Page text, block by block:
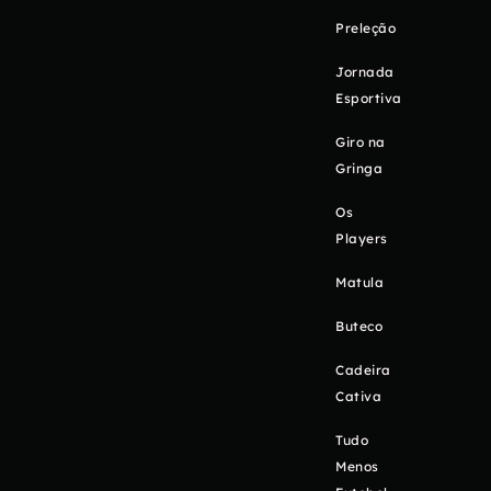
Preleção
Jornada
Esportiva
Giro na
Gringa
Os
Players
Matula
Buteco
Cadeira
Cativa
Tudo
Menos